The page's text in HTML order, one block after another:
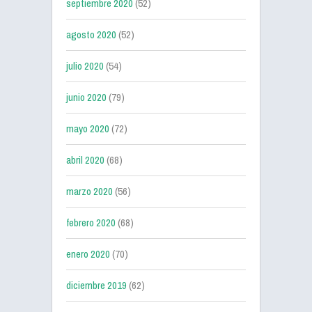
septiembre 2020(52)
agosto 2020(52)
julio 2020(54)
junio 2020(79)
mayo 2020(72)
abril 2020(68)
marzo 2020(56)
febrero 2020(68)
enero 2020(70)
diciembre 2019(62)